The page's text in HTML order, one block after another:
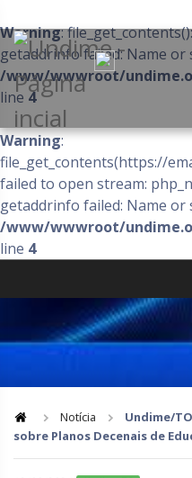
Warning:
getaddrinfo failed: Name or
/www/wwwroot/
line 4
Warning:
file_get_contents(https://
failed to open stream:
getaddrinfo failed: Name or
/www/wwwroot/
line 4
Amazonas
Goiás
Notícia
Undime/
sobre Planos Decenais de